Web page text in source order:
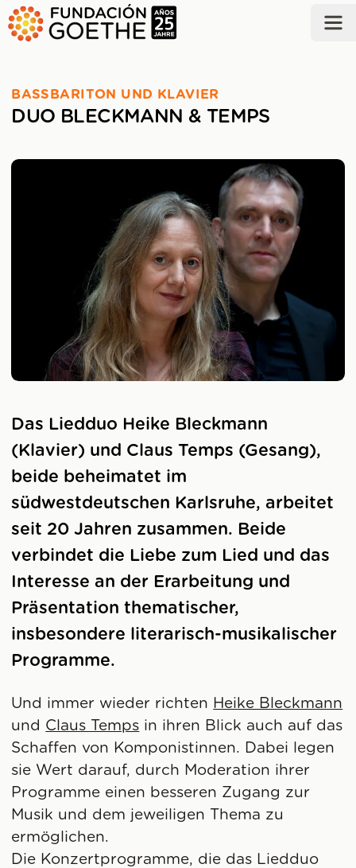
ZUM HAUPTINHALT SPRINGEN
BASSBARITON UND KLAVIER
DUO BLECKMANN & TEMPS
Das Liedduo Heike Bleckmann
(Klavier) und Claus Temps (Gesang),
beide beheimatet im
südwestdeutschen Karlsruhe, arbeitet
seit 20 Jahren zusammen. Beide
verbindet die Liebe zum Lied und das
Interesse an der Erarbeitung und
Präsentation thematischer,
insbesondere literarisch-musikalischer
Programme.
Und immer wieder richten Heike Bleckmann
und Claus Temps in ihren Blick auch auf das
Schaffen von Komponistinnen. Dabei legen
sie Wert darauf, durch Moderation ihrer
Programme einen besseren Zugang zur
Musik und dem jeweiligen Thema zu
ermöglichen.
Die Konzertprogramme, die das Liedduo